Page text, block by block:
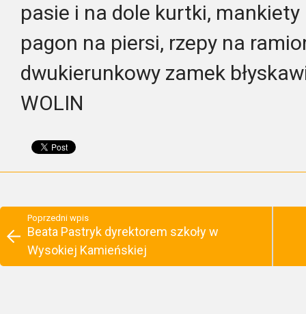
pasie i na dole kurtki,
pagon na piersi, rzepy na
dwukierunkowy zamek
WOLIN
Poprzedni wpis
Beata Pastryk dyrektorem szkoły w
Wysokiej Kamieńskiej